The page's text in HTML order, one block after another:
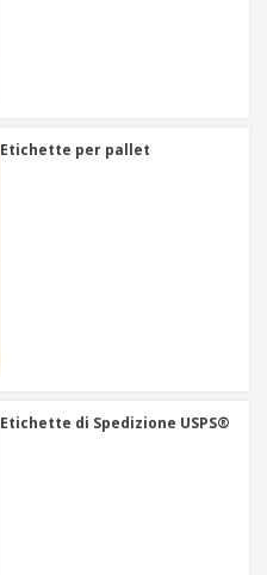
Etichette per pallet
Etichette di Spedizione USPS®